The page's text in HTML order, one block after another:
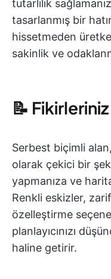
tutarlılık
tasarlanmış bir
hissetmeden
sakinlik ve
📝
Serbest biçimli
olarak çekici bir
yapmanıza ve
Renkli eskizler, zarif
özelleştirme
planlayıcınızı
haline getirir.